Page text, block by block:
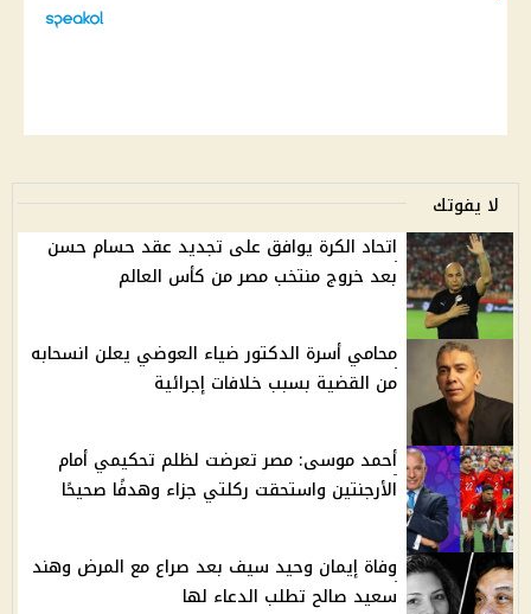
لا يفوتك
اتحاد الكرة يوافق على تجديد عقد حسام حسن
بعد خروج منتخب مصر من كأس العالم
محامي أسرة الدكتور ضياء العوضي يعلن انسحابه
من القضية بسبب خلافات إجرائية
أحمد موسى: مصر تعرضت لظلم تحكيمي أمام
الأرجنتين واستحقت ركلتي جزاء وهدفًا صحيحًا
وفاة إيمان وحيد سيف بعد صراع مع المرض وهند
سعيد صالح تطلب الدعاء لها